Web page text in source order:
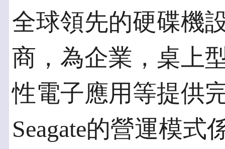
全球領先的硬碟機
商，為企業，桌上
性電子應用等提供
Seagate的營運模